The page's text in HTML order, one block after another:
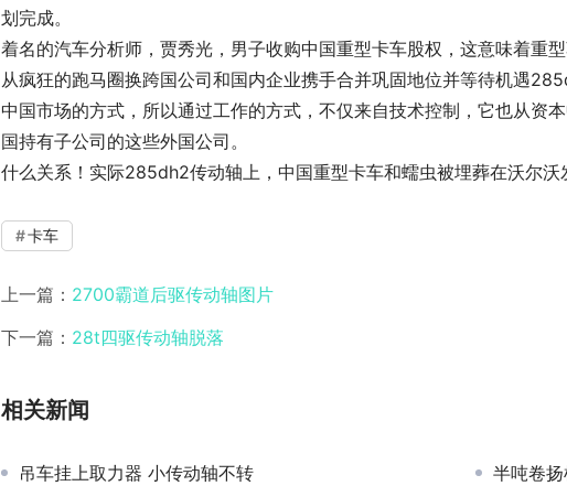
划完成。
着名的汽车分析师，贾秀光，男子收购中国重型卡车股权，这意味着重
从疯狂的跑马圈换跨国公司和国内企业携手合并巩固地位并等待机遇
中国市场的方式，所以通过工作的方式，不仅来自技术控制，它也从资
国持有子公司的这些外国公司。
什么关系！实际285dh2传动轴上，中国重型卡车和蠕虫被埋葬在沃尔沃
卡车
上一篇： 2700霸道后驱传动轴图片
下一篇： 28t四驱传动轴脱落
相关新闻
吊车挂上取力器 小传动轴不转 半吨卷